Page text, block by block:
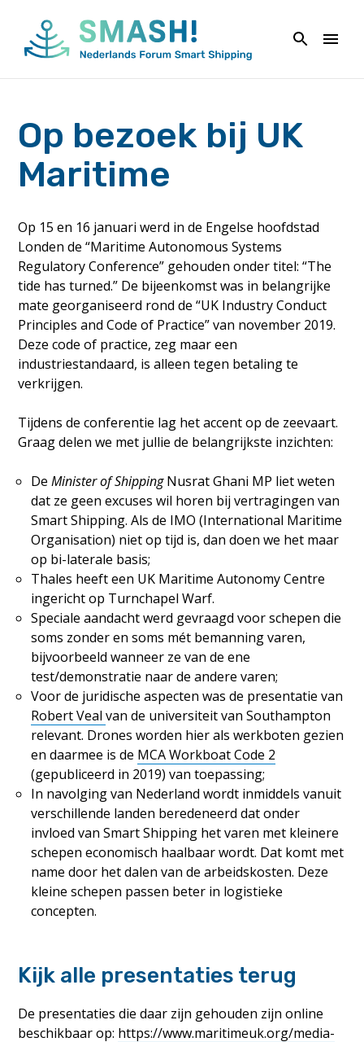
inhoud
Op bezoek bij UK
Maritime
Op 15 en 16 januari werd in de Engelse hoofdstad
Londen de “Maritime Autonomous Systems
Regulatory Conference” gehouden onder titel: “The
tide has turned.” De bijeenkomst was in belangrijke
mate georganiseerd rond de “UK Industry Conduct
Principles and Code of Practice” van november 2019.
Deze code of practice, zeg maar een
industriestandaard, is alleen tegen betaling te
verkrijgen.
Tijdens de conferentie lag het accent op de zeevaart.
Graag delen we met jullie de belangrijkste inzichten:
DeMinister of ShippingNusrat Ghani MP liet weten
dat ze geen excuses wil horen bij vertragingen van
Smart Shipping. Als de IMO (International Maritime
Organisation) niet op tijd is, dan doen we het maar
op bi-laterale basis;
Thales heeft een UK Maritime Autonomy Centre
ingericht op Turnchapel Warf.
Speciale aandacht werd gevraagd voor schepen die
soms zonder en soms mét bemanning varen,
bijvoorbeeld wanneer ze van de ene
test/demonstratie naar de andere varen;
Voor de juridische aspecten was de presentatie van
Robert Vealvan de universiteit van Southampton
relevant. Drones worden hier als werkboten gezien
en daarmee is de MCA Workboat Code 2
(gepubliceerd in 2019) van toepassing;
In navolging van Nederland wordt inmiddels vanuit
verschillende landen beredeneerd dat onder
invloed van Smart Shipping het varen met kleinere
schepen economisch haalbaar wordt. Dat komt met
name door het dalen van de arbeidskosten. Deze
kleine schepen passen beter in logistieke
concepten.
Kijk alle presentaties terug
De presentaties die daar zijn gehouden zijn online
beschikbaar op: https://www.maritimeuk.org/media-